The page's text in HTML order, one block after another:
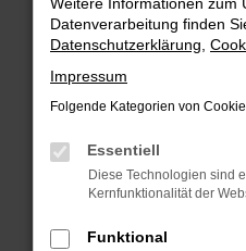
Beim Laden ist ein
Hier sind ein paar
Überprüfe deine
Laden andere
deine
Manche
Datenverarbeitung finden
Datenschutzerklärung
Impressum
Folgende Kategorien von
Essentiell
Diese Technologien sind
Kernfunktionalität der
Funktional